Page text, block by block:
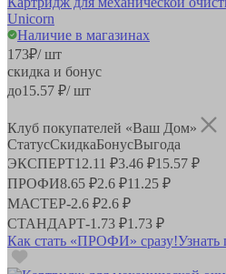
Unicorn
Наличие в магазинах
173₽/ шт
скидка и бонус
до15.57 ₽/ шт
Клуб покупателей «Ваш Дом»
СтатусСкидкаБонусВыгода
ЭКСПЕРТ12.11 ₽3.46 ₽15.57 ₽
ПРОФИ8.65 ₽2.6 ₽11.25 ₽
МАСТЕР-2.6 ₽2.6 ₽
СТАНДАРТ-1.73 ₽1.73 ₽
Как стать «ПРОФИ» сразу!Узнать